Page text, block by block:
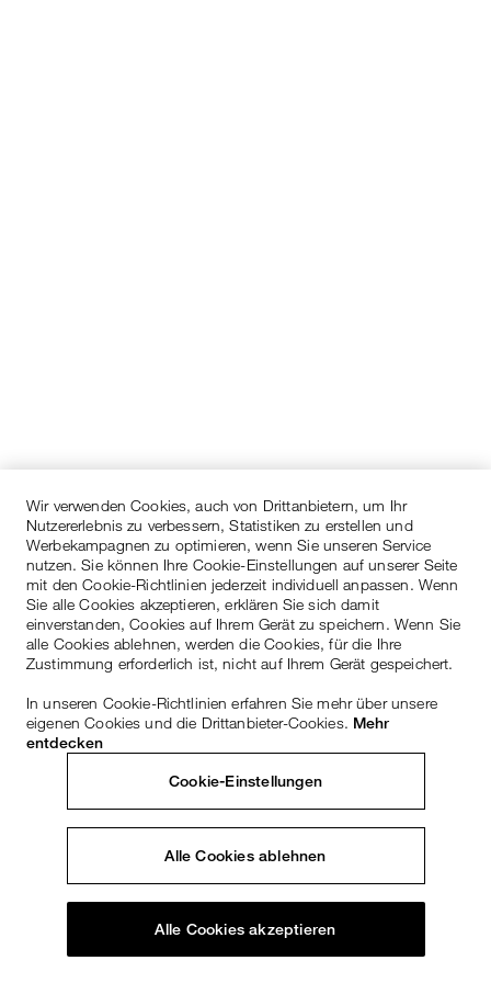
Wir verwenden Cookies, auch von Drittanbietern, um Ihr
Nutzererlebnis zu verbessern, Statistiken zu erstellen und
Werbekampagnen zu optimieren, wenn Sie unseren Service
nutzen. Sie können Ihre Cookie-Einstellungen auf unserer Seite
mit den Cookie-Richtlinien jederzeit individuell anpassen. Wenn
Sie alle Cookies akzeptieren, erklären Sie sich damit
einverstanden, Cookies auf Ihrem Gerät zu speichern. Wenn Sie
alle Cookies ablehnen, werden die Cookies, für die Ihre
Zustimmung erforderlich ist, nicht auf Ihrem Gerät gespeichert.
In unseren Cookie-Richtlinien erfahren Sie mehr über unsere
eigenen Cookies und die Drittanbieter-Cookies. Mehr
entdecken
Cookie-Einstellungen
Alle Cookies ablehnen
Alle Cookies akzeptieren